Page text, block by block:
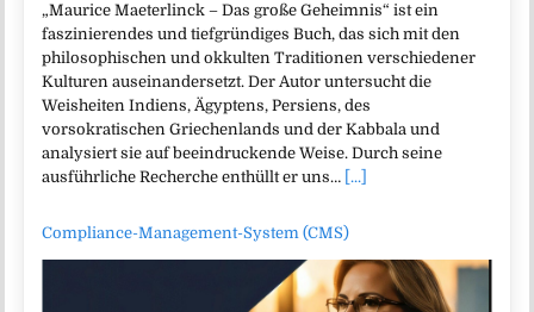
„Maurice Maeterlinck – Das große Geheimnis“ ist ein
faszinierendes und tiefgründiges Buch, das sich mit den
philosophischen und okkulten Traditionen verschiedener
Kulturen auseinandersetzt. Der Autor untersucht die
Weisheiten Indiens, Ägyptens, Persiens, des
vorsokratischen Griechenlands und der Kabbala und
analysiert sie auf beeindruckende Weise. Durch seine
ausführliche Recherche enthüllt er uns… [...]
Compliance-Management-System (CMS)